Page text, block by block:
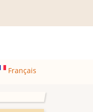
Français